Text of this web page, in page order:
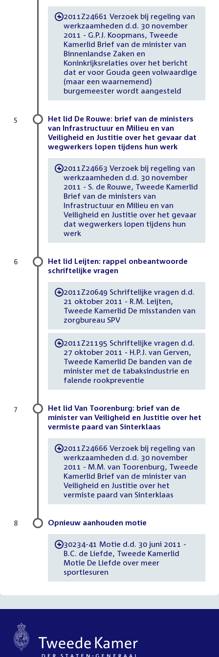
-2011Z24661 Verzoek bij regeling van
werkzaamheden d.d. 30 november
2011 - G.P.J. Koopmans, Tweede
Kamerlid Brief van de minister van
Binnenlandse Zaken en
Koninkrijksrelaties over het bericht
dat er voor Gouda geen volwaardige
(maar een waarnemend)
burgemeester wordt aangesteld
Het lid De Rouwe: brief van de ministers
van Infrastructuur en Milieu en van
Veiligheid en Justitie over het gevaar dat
wegwerkers lopen tijdens hun werk
-2011Z24663 Verzoek bij regeling van
werkzaamheden d.d. 30 november
2011 - S. de Rouwe, Tweede Kamerlid
Brief van de ministers van
Infrastructuur en Milieu en van
Veiligheid en Justitie over het gevaar
dat wegwerkers lopen tijdens hun
werk
5
Het lid Leijten: rappel onbeantwoorde
schriftelijke vragen
-2011Z20649 Schriftelijke vragen d.d.
21 oktober 2011 - R.M. Leijten,
Tweede Kamerlid De misstanden van
zorgbureau SPV
-2011Z21195 Schriftelijke vragen d.d.
27 oktober 2011 - H.P.J. van Gerven,
Tweede Kamerlid De banden van de
minister met de tabaksindustrie en
falende rookpreventie
6
Het lid Van Toorenburg: brief van de
minister van Veiligheid en Justitie over het
vermiste paard van Sinterklaas
-2011Z24666 Verzoek bij regeling van
werkzaamheden d.d. 30 november
2011 - M.M. van Toorenburg, Tweede
Kamerlid Brief van de minister van
Veiligheid en Justitie over het
vermiste paard van Sinterklaas
7
Opnieuw aanhouden motie
-30234-41 Motie d.d. 30 juni 2011 -
B.C. de Liefde, Tweede Kamerlid
Motie De Liefde over meer
sportlesuren
8